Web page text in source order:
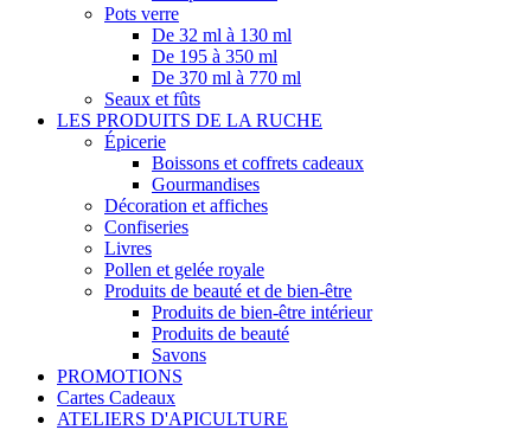
Pots verre
De 32 ml à 130 ml
De 195 à 350 ml
De 370 ml à 770 ml
Seaux et fûts
LES PRODUITS DE LA RUCHE
Épicerie
Boissons et coffrets cadeaux
Gourmandises
Décoration et affiches
Confiseries
Livres
Pollen et gelée royale
Produits de beauté et de bien-être
Produits de bien-être intérieur
Produits de beauté
Savons
PROMOTIONS
Cartes Cadeaux
ATELIERS D'APICULTURE